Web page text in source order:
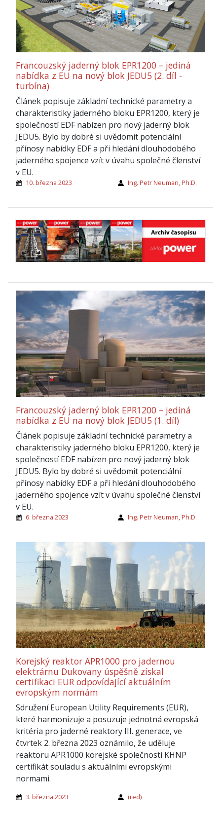
Francouzský jaderný blok EPR1200 – jediná
nabídka z EU na nový blok JEDU5 (2. díl -
turbína)
Článek popisuje základní technické parametry a
charakteristiky jaderného bloku EPR1200, který je
společností EDF nabízen pro nový jaderný blok
JEDU5. Bylo by dobré si uvědomit potenciální
přínosy nabídky EDF a při hledání dlouhodobého
jaderného spojence vzít v úvahu společné členství
v EU.
10. března 2023 Ing. Petr Neuman, Ph.D.
Francouzský jaderný blok EPR1200 – jediná
nabídka z EU na nový blok JEDU5 (1. díl)
Článek popisuje základní technické parametry a
charakteristiky jaderného bloku EPR1200, který je
společností EDF nabízen pro nový jaderný blok
JEDU5. Bylo by dobré si uvědomit potenciální
přínosy nabídky EDF a při hledání dlouhodobého
jaderného spojence vzít v úvahu společné členství
v EU.
6. března 2023 Ing. Petr Neuman, Ph.D.
Korejský reaktor APR1000 pro jadernou
elektrárnu Dukovany úspěšně získal
certifikaci EUR odpovídající aktuálním
evropským normám
Sdružení European Utility Requirements (EUR),
které harmonizuje a posuzuje jednotná evropská
kritéria pro jaderné reaktory III. generace, ve
čtvrtek 2. března 2023 oznámilo, že uděluje
reaktoru APR1000 korejské společnosti KHNP
certifikát souladu s aktuálními evropskými
normami.
3. března 2023 (red)